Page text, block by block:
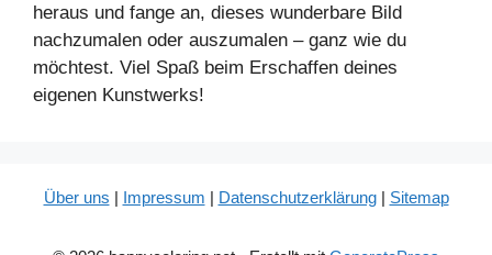
heraus und fange an, dieses wunderbare Bild
nachzumalen oder auszumalen – ganz wie du
möchtest. Viel Spaß beim Erschaffen deines
eigenen Kunstwerks!
Über uns | Impressum | Datenschutzerklärung| Sitemap